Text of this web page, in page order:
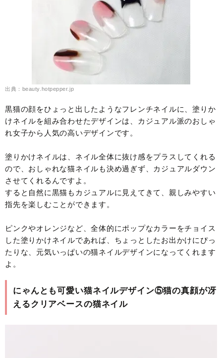
出典：beauty.hotpepper.jp
黒猫の顔をひょっと出したようなフレンチネイルに、塗りか
けネイルを組み合わせたデザインは、カジュアル派のおしゃ
れ女子から人気の高いデザインです。
塗りかけネイルは、ネイル全体に抜け感をプラスしてくれる
ので、おしゃれな猫ネイルも決め過ぎず、カジュアルダウン
させてくれるんですよ。
すると自然に黒猫もカジュアルに見えてきて、親しみやすい
指先を楽しむことができます。
ピンクやオレンジなど、全体的にポップなカラーをチョイス
した塗りかけネイルであれば、ちょっとしたお出かけにぴっ
たりな、元気いっぱいの猫ネイルデザインになってくれます
よ。
にゃんとも可愛い猫ネイルデザイン⑤猫の真顔が冴
えるクリアベースの猫ネイル